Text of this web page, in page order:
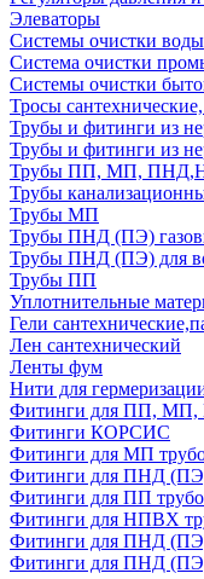
Элеваторы
Системы очистки воды
Система очистки
Системы очистки
Тросы
Трубы и фитинги из
Трубы и фитинги из
Трубы ПП, МП,
Трубы
Трубы МП
Трубы ПНД (ПЭ)
Трубы ПНД (ПЭ) для
Трубы ПП
Уплотнительные
Гели
Лен сантехнический
Ленты фум
Нити для
Фитинги для ПП, МП,
Фитинги КОРСИС
Фитинги для МП
Фитинги для ПНД (ПЭ)
Фитинги для ПП
Фитинги для НПВХ
Фитинги для ПНД (ПЭ)
Фитинги для ПНД (ПЭ)